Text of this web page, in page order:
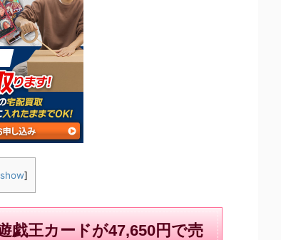
show]
戯王カードが47,650円で売